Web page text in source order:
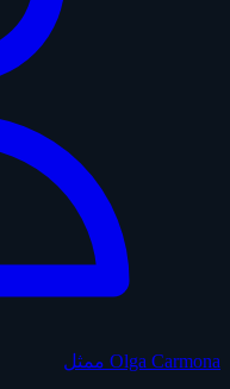
Olga Carmona ممثل